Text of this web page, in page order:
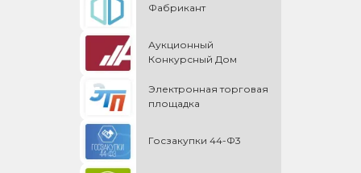
Фабрикант
Аукционный
Конкурсный Дом
Электронная торговая
площадка
Госзакупки 44-Ф3